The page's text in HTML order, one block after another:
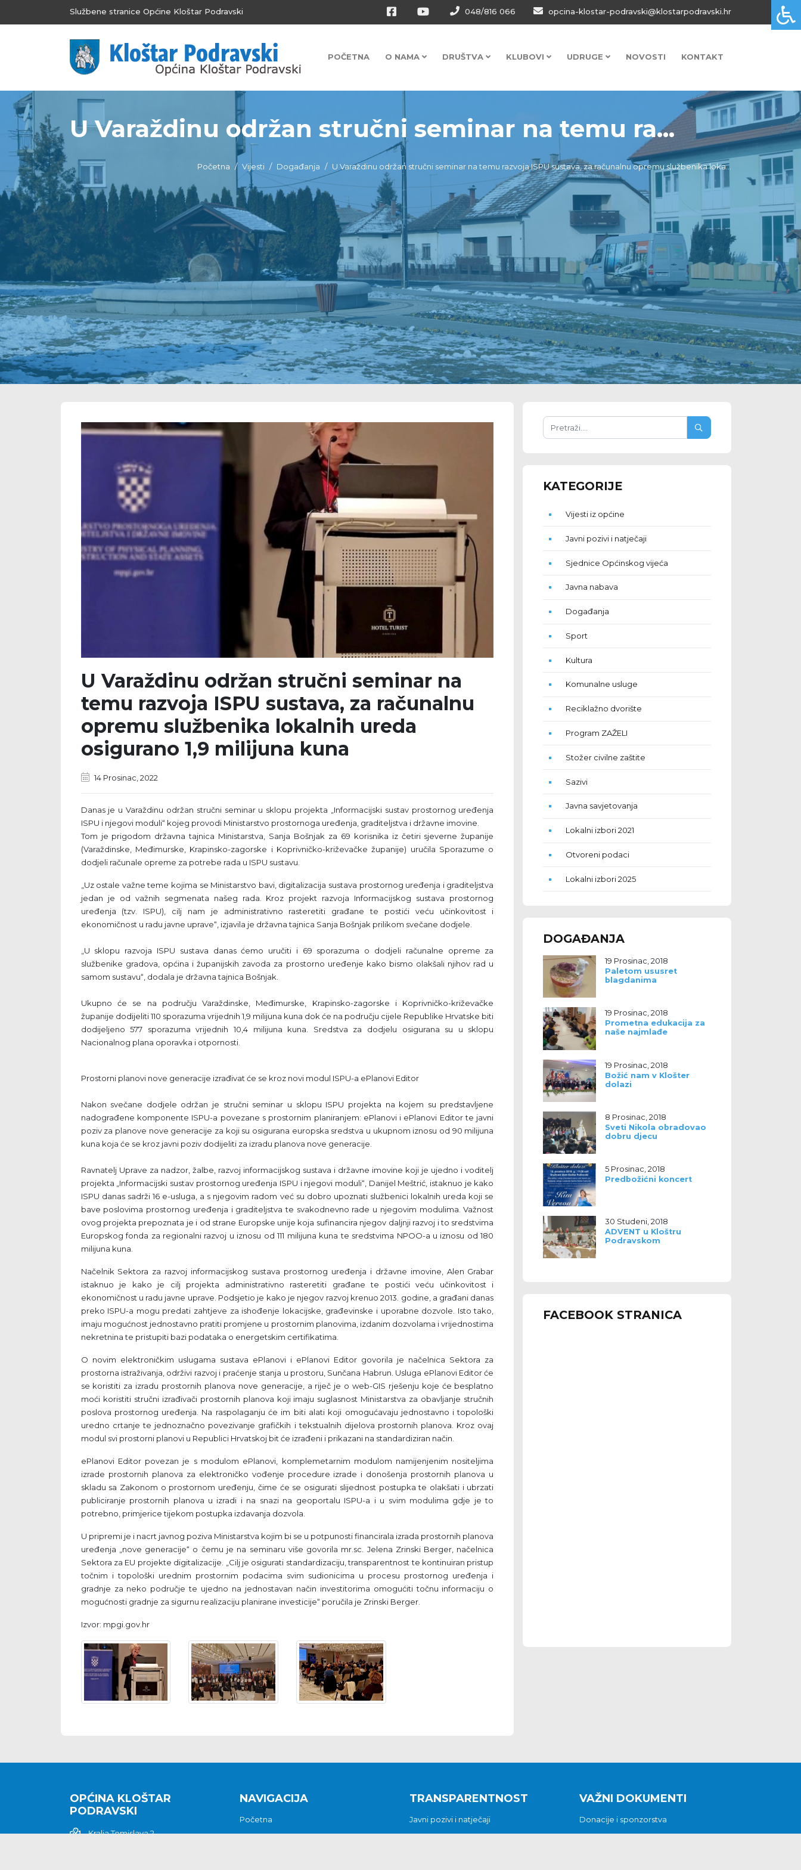
Službene stranice Općine Kloštar Podravski 048/816 066 opcina-klostar-podravski@klostarpodravski.hr
POČETNA O NAMA DRUŠTVA KLUBOVI UDRUGE NOVOSTI KONTAKT
U Varaždinu održan stručni seminar na temu ra...
Početna Vijesti Događanja U Varaždinu održan stručni seminar na temu razvoja ISPU sustava, za računalnu opremu službenika loka...
U Varaždinu održan stručni seminar na
temu razvoja ISPU sustava, za računalnu
opremu službenika lokalnih ureda
osigurano 1,9 milijuna kuna
14 Prosinac, 2022
Danas je u Varaždinu održan stručni seminar u sklopu projekta „Informacijski sustav prostornog uređenja
ISPU i njegovi moduli“ kojeg provodi Ministarstvo prostornoga uređenja, graditeljstva i državne imovine.
Tom je prigodom državna tajnica Ministarstva, Sanja Bošnjak za 69 korisnika iz četiri sjeverne županije
(Varaždinske, Međimurske, Krapinsko-zagorske i Koprivničko-križevačke županije) uručila Sporazume o
dodjeli računale opreme za potrebe rada u ISPU sustavu.
„Uz ostale važne teme kojima se Ministarstvo bavi, digitalizacija sustava prostornog uređenja i graditeljstva
jedan je od važnih segmenata našeg rada. Kroz projekt razvoja Informacijskog sustava prostornog
uređenja (tzv. ISPU), cilj nam je administrativno rasteretiti građane te postići veću učinkovitost i
ekonomičnost u radu javne uprave“, izjavila je državna tajnica Sanja Bošnjak prilikom svečane dodjele.
„U sklopu razvoja ISPU sustava danas ćemo uručiti i 69 sporazuma o dodjeli računalne opreme za
službenike gradova, općina i županijskih zavoda za prostorno uređenje kako bismo olakšali njihov rad u
samom sustavu“, dodala je državna tajnica Bošnjak.
Ukupno će se na području Varaždinske, Međimurske, Krapinsko-zagorske i Koprivničko-križevačke
županije dodijeliti 110 sporazuma vrijednih 1,9 milijuna kuna dok će na području cijele Republike Hrvatske biti
dodijeljeno 577 sporazuma vrijednih 10,4 milijuna kuna. Sredstva za dodjelu osigurana su u sklopu
Nacionalnog plana oporavka i otpornosti.
Prostorni planovi nove generacije izrađivat će se kroz novi modul ISPU-a ePlanovi Editor
Nakon svečane dodjele održan je stručni seminar u sklopu ISPU projekta na kojem su predstavljene
nadograđene komponente ISPU-a povezane s prostornim planiranjem: ePlanovi i ePlanovi Editor te javni
poziv za planove nove generacije za koji su osigurana europska sredstva u ukupnom iznosu od 90 milijuna
kuna koja će se kroz javni poziv dodijeliti za izradu planova nove generacije.
Ravnatelj Uprave za nadzor, žalbe, razvoj informacijskog sustava i državne imovine koji je ujedno i voditelj
projekta „Informacijski sustav prostornog uređenja ISPU i njegovi moduli“, Danijel Meštrić, istaknuo je kako
ISPU danas sadrži 16 e-usluga, a s njegovim radom već su dobro upoznati službenici lokalnih ureda koji se
bave poslovima prostornog uređenja i graditeljstva te svakodnevno rade u njegovim modulima. Važnost
ovog projekta prepoznata je i od strane Europske unije koja sufinancira njegov daljnji razvoj i to sredstvima
Europskog fonda za regionalni razvoj u iznosu od 111 milijuna kuna te sredstvima NPOO-a u iznosu od 180
milijuna kuna.
Načelnik Sektora za razvoj informacijskog sustava prostornog uređenja i državne imovine, Alen Grabar
istaknuo je kako je cilj projekta administrativno rasteretiti građane te postići veću učinkovitost i
ekonomičnost u radu javne uprave. Podsjetio je kako je njegov razvoj krenuo 2013. godine, a građani danas
preko ISPU-a mogu predati zahtjeve za ishođenje lokacijske, građevinske i uporabne dozvole. Isto tako,
imaju mogućnost jednostavno pratiti promjene u prostornim planovima, izdanim dozvolama i vrijednostima
nekretnina te pristupiti bazi podataka o energetskim certifikatima.
O novim elektroničkim uslugama sustava ePlanovi i ePlanovi Editor govorila je načelnica Sektora za
prostorna istraživanja, održivi razvoj i praćenje stanja u prostoru, Sunčana Habrun. Usluga ePlanovi Editor će
se koristiti za izradu prostornih planova nove generacije, a riječ je o web-GIS rješenju koje će besplatno
moći koristiti stručni izrađivači prostornih planova koji imaju suglasnost Ministarstva za obavljanje stručnih
poslova prostornog uređenja. Na raspolaganju će im biti alati koji omogućavaju jednostavno i topološki
uredno crtanje te jednoznačno povezivanje grafičkih i tekstualnih dijelova prostornih planova. Kroz ovaj
modul svi prostorni planovi u Republici Hrvatskoj bit će izrađeni i prikazani na standardiziran način.
ePlanovi Editor povezan je s modulom ePlanovi, komplemetarnim modulom namijenjenim nositeljima
izrade prostornih planova za elektroničko vođenje procedure izrade i donošenja prostornih planova u
skladu sa Zakonom o prostornom uređenju, čime će se osigurati slijednost postupka te olakšati i ubrzati
publiciranje prostornih planova u izradi i na snazi na geoportalu ISPU-a i u svim modulima gdje je to
potrebno, primjerice tijekom postupka izdavanja dozvola.
U pripremi je i nacrt javnog poziva Ministarstva kojim bi se u potpunosti financirala izrada prostornih planova
uređenja „nove generacije“ o čemu je na seminaru više govorila mr.sc. Jelena Zrinski Berger, načelnica
Sektora za EU projekte digitalizacije. „Cilj je osigurati standardizaciju, transparentnost te kontinuiran pristup
točnim i topološki urednim prostornim podacima svim sudionicima u procesu prostornog uređenja i
gradnje za neko područje te ujedno na jednostavan način investitorima omogućiti točnu informaciju o
mogućnosti gradnje za sigurnu realizaciju planirane investicije“ poručila je Zrinski Berger.
Izvor: mpgi.gov.hr
KATEGORIJE
Vijesti iz općine
Javni pozivi i natječaji
Sjednice Općinskog vijeća
Javna nabava
Događanja
Sport
Kultura
Komunalne usluge
Reciklažno dvorište
Program ZAŽELI
Stožer civilne zaštite
Sazivi
Javna savjetovanja
Lokalni izbori 2021
Otvoreni podaci
Lokalni izbori 2025
DOGAĐANJA
19 Prosinac, 2018
Paletom ususret
blagdanima
19 Prosinac, 2018
Prometna edukacija za
naše najmlađe
19 Prosinac, 2018
Božić nam v Klošter
dolazi
8 Prosinac, 2018
Sveti Nikola obradovao
dobru djecu
5 Prosinac, 2018
Predbožićni koncert
30 Studeni, 2018
ADVENT u Kloštru
Podravskom
FACEBOOK STRANICA
OPĆINA KLOŠTAR
PODRAVSKI
Kralja Tomislava 2
NAVIGACIJA
Početna
O nama
TRANSPARENTNOST
Javni pozivi i natječaji
Javna nabava
VAŽNI DOKUMENTI
Donacije i sponzorstva
Sklopljeni ugovori